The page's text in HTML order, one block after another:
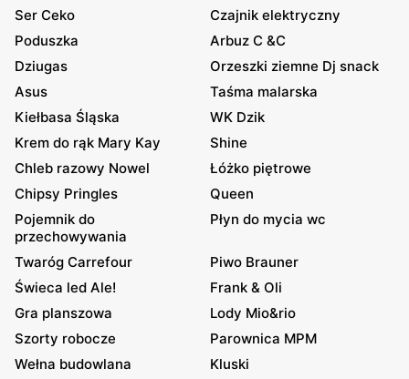
Ser Ceko
Czajnik elektryczny
Poduszka
Arbuz C &C
Dziugas
Orzeszki ziemne Dj snack
Asus
Taśma malarska
Kiełbasa Śląska
WK Dzik
Krem do rąk Mary Kay
Shine
Chleb razowy Nowel
Łóżko piętrowe
Chipsy Pringles
Queen
Pojemnik do
przechowywania
Płyn do mycia wc
Twaróg Carrefour
Piwo Brauner
Świeca led Ale!
Frank & Oli
Gra planszowa
Lody Mio&rio
Szorty robocze
Parownica MPM
Wełna budowlana
Kluski